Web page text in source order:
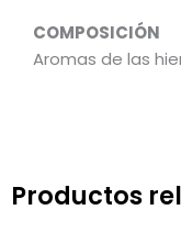
COMPOSICIÓN
Aromas de las
Productos